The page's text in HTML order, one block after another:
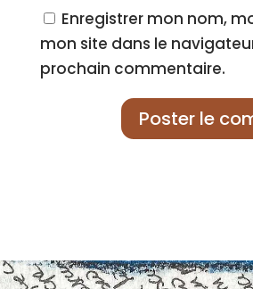
Enregistrer mon nom,
mon site dans le
prochain commentaire.